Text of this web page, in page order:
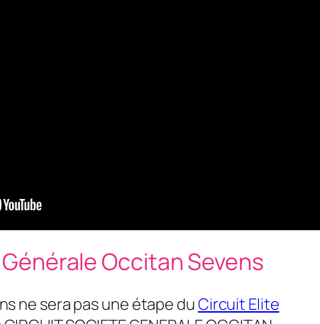
Occitan Sevens
ne sera pas une étape duCircuit Elite